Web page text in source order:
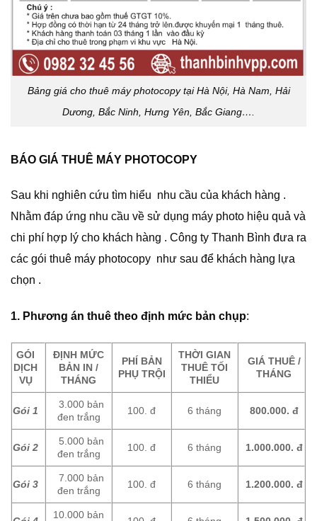
Bảng giá cho thuê máy photocopy tại Hà Nội, Hà Nam, Hải
Dương, Bắc Ninh, Hưng Yên, Bắc Giang….
BÁO GIÁ THUÊ MÁY PHOTOCOPY
Sau khi nghiên cứu tìm hiểu nhu cầu của khách hàng .
Nhằm đáp ứng nhu cầu về sử dụng máy photo hiệu quả và
chi phí hợp lý cho khách hàng . Công ty Thanh Bình đưa ra
các gói thuê máy photocopy như sau để khách hàng lựa
chọn .
1. Phương án thuê theo định mức bản chụp:
GÓI
DỊCH
VỤ
ĐỊNH MỨC
BẢN IN /
THÁNG
PHÍ BẢN
PHỤTRỘI
THỜI GIAN
THUÊ TỐI
THIỂU
GIÁ THUÊ /
THÁNG
Gói 1
3.000 bản
đen trắng
100. đ 6 tháng 800.000. đ
Gói 2
5.000 bản
đen trắng
100. đ 6 tháng 1.000.000. đ
Gói 3
7.000 bản
đen trắng
100. đ 6 tháng 1.200.000. đ
10.000 bản